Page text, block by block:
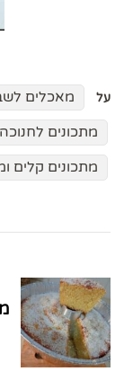
על מאכלים
מתכונים לחנוכה
מתכונים קלים
בפוסטים